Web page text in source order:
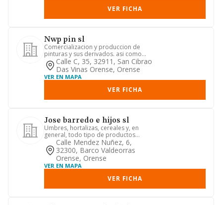
VER FICHA
Nwp pin sl
Comercializacion y produccion de
pinturas y sus derivados. asi como
todo lo relacionado con el sect...
Calle C, 35, 32911, San Cibrao
Das Vinas Orense, Orense
VER EN MAPA
VER FICHA
Jose barredo e hijos sl
Umbres, hortalizas, cereales y, en
general, todo tipo de productos
hortofruticolas y vegetales; el ...
Calle Mendez Nuñez, 6,
32300, Barco Valdeorras
Orense, Orense
VER EN MAPA
VER FICHA